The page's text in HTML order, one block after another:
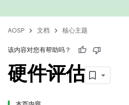
AOSP 文档 核心主题
该内容对您有帮助吗？
硬件评估